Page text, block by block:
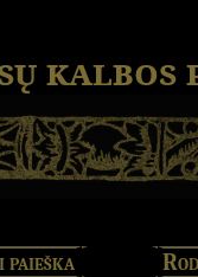
kalbos
paieška